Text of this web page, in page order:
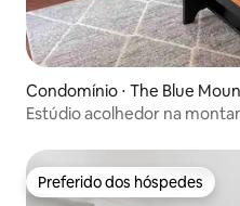
Condomínio ⋅ The Blue
Estúdio acolhedor na
Preferido dos hóspedes
Preferido dos hóspedes